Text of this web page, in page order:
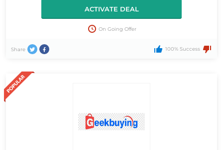
ACTIVATE DEAL
On Going Offer
Share 100% Success